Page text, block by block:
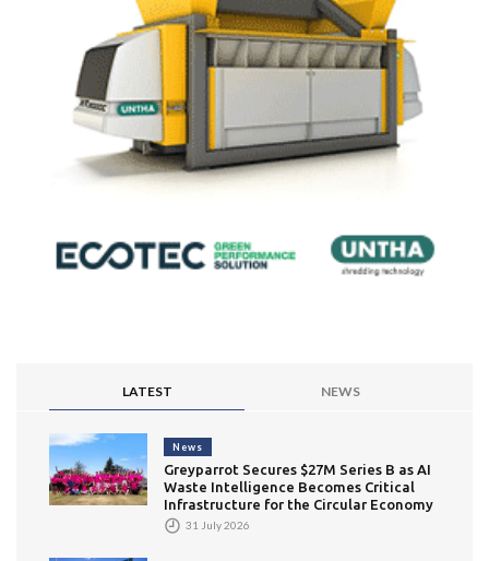
LATEST NEWS
News
Greyparrot Secures $27M Series B as AI
Waste Intelligence Becomes Critical
Infrastructure for the Circular Economy
31 July 2026